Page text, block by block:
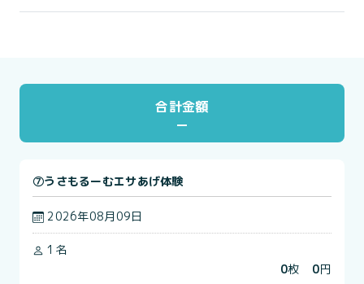
合計金額
⑦うさもるーむエサあげ体験
2026年08月09日
1名
0枚 0円